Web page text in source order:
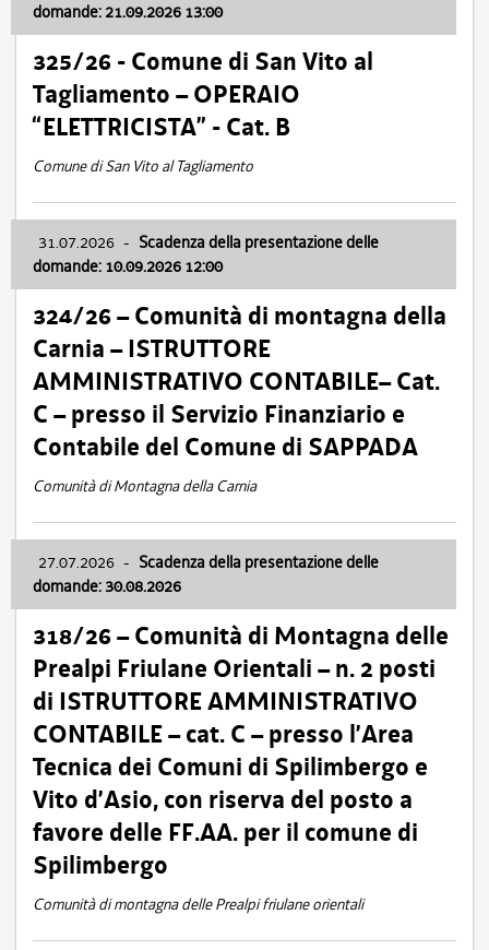
domande: 21.09.2026 13:00
325/26 - Comune di San Vito al
Tagliamento – OPERAIO
“ELETTRICISTA” - Cat. B
Comune di San Vito al Tagliamento
31.07.2026 - Scadenza della presentazione delle
domande: 10.09.2026 12:00
324/26 – Comunità di montagna della
Carnia – ISTRUTTORE
AMMINISTRATIVO CONTABILE– Cat.
C – presso il Servizio Finanziario e
Contabile del Comune di SAPPADA
Comunità di Montagna della Carnia
27.07.2026 - Scadenza della presentazione delle
domande: 30.08.2026
318/26 – Comunità di Montagna delle
Prealpi Friulane Orientali – n. 2 posti
di ISTRUTTORE AMMINISTRATIVO
CONTABILE – cat. C – presso l’Area
Tecnica dei Comuni di Spilimbergo e
Vito d’Asio, con riserva del posto a
favore delle FF.AA. per il comune di
Spilimbergo
Comunità di montagna delle Prealpi friulane orientali